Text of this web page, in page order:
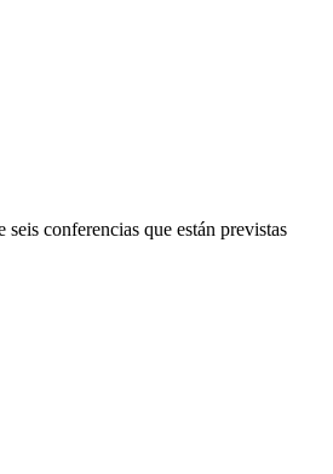
conferencias que están previstas